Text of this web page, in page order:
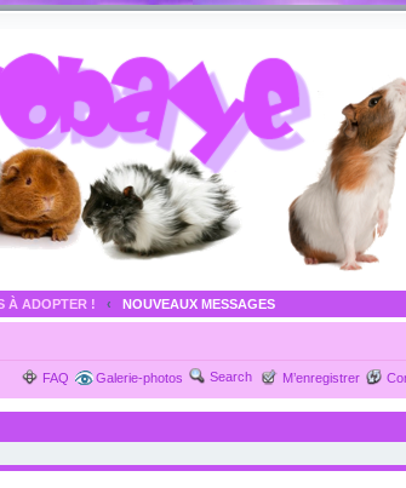
À ADOPTER ! ‹ NOUVEAUX MESSAGES
FAQ Galerie-photos Search M’enregistrer